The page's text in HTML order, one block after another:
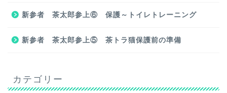
新参者 茶太郎参上⑥ 保護～トイレトレーニング
新参者 茶太郎参上⑤ 茶トラ猫保護前の準備
カテゴリー